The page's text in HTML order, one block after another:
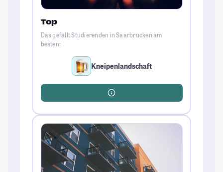
Top
Das gefällt Studierenden in Saarbrücken am
besten:
Kneipenlandschaft